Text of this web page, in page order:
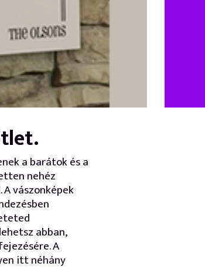
a barátok és a
nehéz
vászonképek
abban,
A
itt néhány